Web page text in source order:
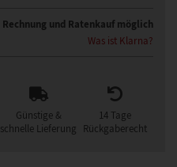
Rechnung und Ratenkauf möglich
Was ist Klarna?
Günstige &
schnelle Lieferung
14 Tage
Rückgaberecht